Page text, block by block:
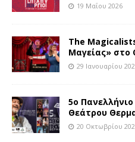
19 Μαΐου 2026
The
Μαγείας» στο
29 Ιανουαρίου
5ο
Θεάτρου
20 Οκτωβρίου